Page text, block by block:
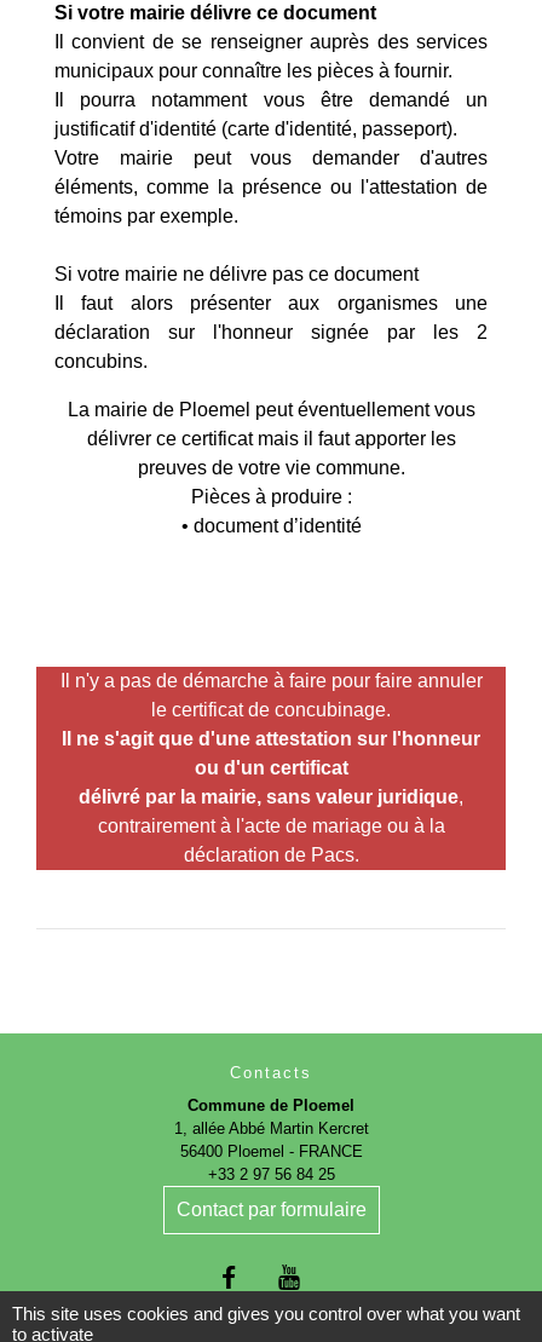
Si votre mairie délivre ce document
Il convient de se renseigner auprès des services
municipaux pour connaître les pièces à fournir.
Il pourra notamment vous être demandé un
justificatif d'identité (carte d'identité, passeport).
Votre mairie peut vous demander d'autres
éléments, comme la présence ou l'attestation de
témoins par exemple.
Si votre mairie ne délivre pas ce document
Il faut alors présenter aux organismes une
déclaration sur l'honneur signée par les 2
concubins.
La mairie de Ploemel peut éventuellement vous
délivrer ce certificat mais il faut apporter les
preuves de votre vie commune.
Pièces à produire :
• document d’identité
Il n'y a pas de démarche à faire pour faire annuler
le certificat de concubinage.
Il ne s'agit que d'une attestation sur l'honneur
ou d'un certificat
délivré par la mairie, sans valeur juridique,
contrairement à l'acte de mariage ou à la
déclaration de Pacs.
Contacts
Commune de Ploemel
1, allée Abbé Martin Kercret
56400 Ploemel - FRANCE
+33 2 97 56 84 25
Contact par formulaire
This site uses cookies and gives you control over what you want
to activate